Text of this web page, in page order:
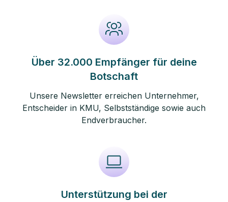
Über 32.000 Empfänger für deine
Botschaft
Unsere Newsletter erreichen Unternehmer,
Entscheider in KMU, Selbstständige sowie auch
Endverbraucher.
Unterstützung bei der